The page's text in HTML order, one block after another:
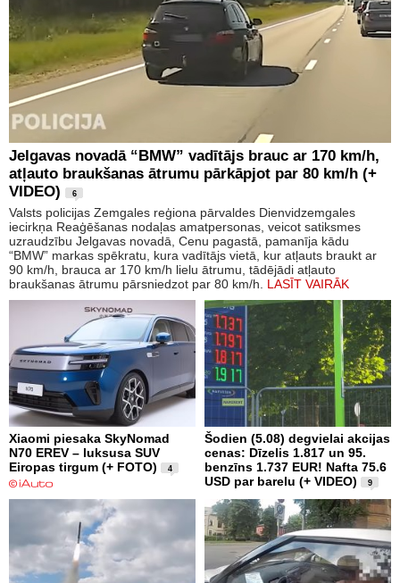
Jelgavas novadā “BMW” vadītājs brauc ar 170 km/h,
atļauto braukšanas ātrumu pārkāpjot par 80 km/h (+
VIDEO)
6
Valsts policijas Zemgales reģiona pārvaldes Dienvidzemgales
iecirkņa Reaģēšanas nodaļas amatpersonas, veicot satiksmes
uzraudzību Jelgavas novadā, Cenu pagastā, pamanīja kādu
“BMW” markas spēkratu, kura vadītājs vietā, kur atļauts braukt ar
90 km/h, brauca ar 170 km/h lielu ātrumu, tādējādi atļauto
braukšanas ātrumu pārsniedzot par 80 km/h. LASĪT VAIRĀK
Xiaomi piesaka SkyNomad
N70 EREV – luksusa SUV
Eiropas tirgum (+ FOTO)
4
Šodien (5.08) degvielai akcijas
cenas: Dīzelis 1.817 un 95.
benzīns 1.737 EUR! Nafta 75.6
USD par barelu (+ VIDEO)
9